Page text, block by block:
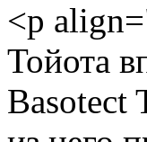
<p
Тойота
Basotect